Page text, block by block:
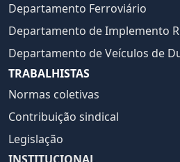
Departamento Ferroviário
Departamento de Implemento
Departamento de Veículos de
TRABALHISTAS
Normas coletivas
Contribuição sindical
Legislação